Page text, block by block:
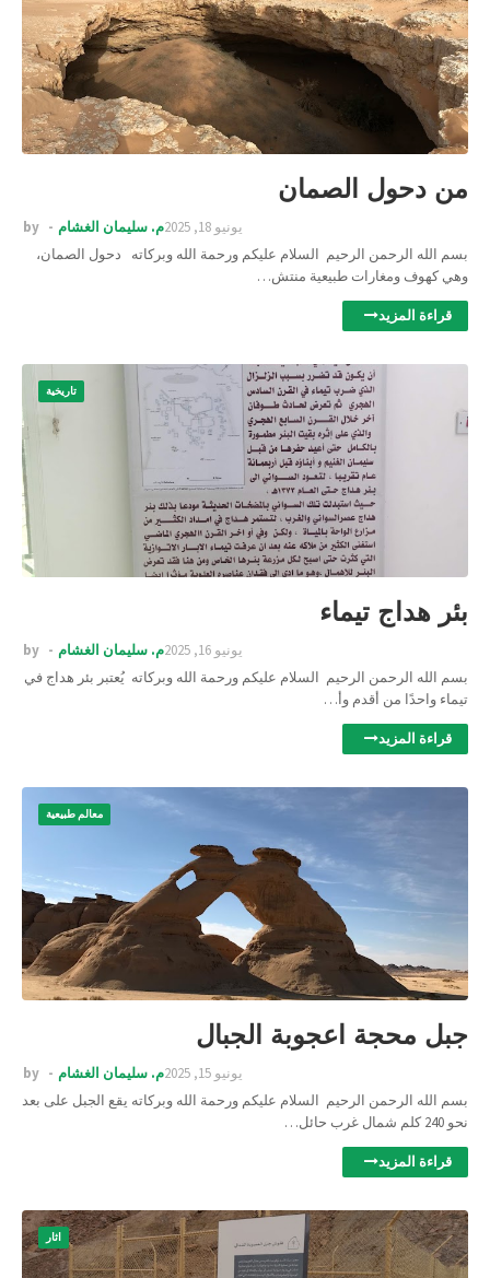
من دحول الصمان
by م. سليمان الغشام
يونيو 18, 2025
بسم الله الرحمن الرحيم السلام عليكم ورحمة الله وبركاته دحول الصمان،
وهي كهوف ومغارات طبيعية منتش…
قراءة المزيد
تاريخية
بئر هداج تيماء
by م. سليمان الغشام
يونيو 16, 2025
بسم الله الرحمن الرحيم السلام عليكم ورحمة الله وبركاته يُعتبر بئر هداج في
تيماء واحدًا من أقدم وأ…
قراءة المزيد
معالم طبيعية
جبل محجة اعجوبة الجبال
by م. سليمان الغشام
يونيو 15, 2025
بسم الله الرحمن الرحيم السلام عليكم ورحمة الله وبركاته يقع الجبل على بعد
نحو 240 كلم شمال غرب حائل…
قراءة المزيد
اثار